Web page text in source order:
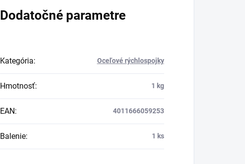
Dodatočné parametre
Kategória: Oceľové rýchlospojky
Hmotnosť: 1 kg
EAN: 4011666059253
Balenie: 1 ks